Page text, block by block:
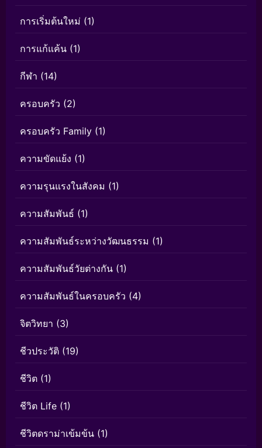
การเริ่มต้นใหม่ (1)
การแก้แค้น (1)
กีฬา (14)
ครอบครัว (2)
ครอบครัว Family (1)
ความขัดแย้ง (1)
ความรุนแรงในสังคม (1)
ความสัมพันธ์ (1)
ความสัมพันธ์ระหว่างวัฒนธรรม (1)
ความสัมพันธ์วัยต่างกัน (1)
ความสัมพันธ์ในครอบครัว (4)
จิตวิทยา (3)
ชีวประวัติ (19)
ชีวิต (1)
ชีวิต Life (1)
ชีวิตดราม่าเข้มข้น (1)